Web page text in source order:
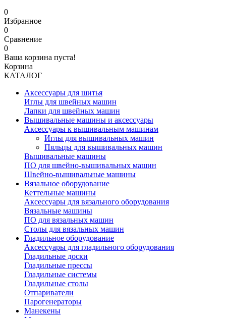
0
Избранное
0
Сравнение
0
Ваша корзина пуста!
Корзина
КАТАЛОГ
Аксессуары для шитья
Иглы для швейных машин
Лапки для швейных машин
Вышивальные машины и аксессуары
Аксессуары к вышивальным машинам
Иглы для вышивальных машин
Пяльцы для вышивальных машин
Вышивальные машины
ПО для швейно-вышивальных машин
Швейно-вышивальные машины
Вязальное оборудование
Кеттельные машины
Аксессуары для вязального оборудования
Вязальные машины
ПО для вязальных машин
Столы для вязальных машин
Гладильное оборудование
Аксессуары для гладильного оборудования
Гладильные доски
Гладильные прессы
Гладильные системы
Гладильные столы
Отпариватели
Парогенераторы
Манекены